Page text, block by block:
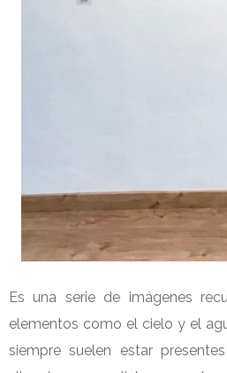
Es una serie de imágenes
elementos como el cielo y el
siempre suelen estar